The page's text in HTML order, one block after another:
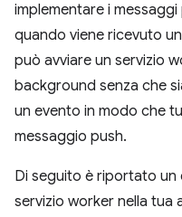
implementare i
quando viene ricevuto
può avviare un servizio
background senza che
un evento in modo che
messaggio push.
Di seguito è riportato un
servizio worker nella tua